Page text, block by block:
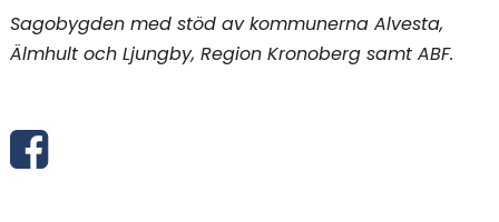
Sagobygden med stöd av kommunerna Alvesta,
Älmhult och Ljungby, Region Kronoberg samt ABF.
D